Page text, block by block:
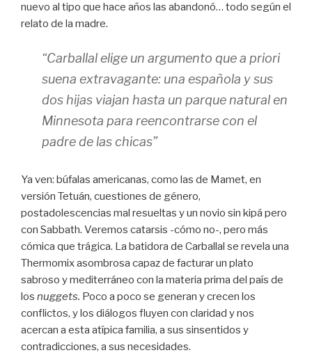
nuevo al tipo que hace años las abandonó… todo según el
relato de la madre.
“Carballal elige un argumento que a priori
suena extravagante: una española y sus
dos hijas viajan hasta un parque natural en
Minnesota para reencontrarse con el
padre de las chicas”
Ya ven: búfalas americanas, como las de Mamet, en
versión Tetuán, cuestiones de género,
postadolescencias mal resueltas y un novio sin kipá pero
con Sabbath. Veremos catarsis -cómo no-, pero más
cómica que trágica. La batidora de Carballal se revela una
Thermomix asombrosa capaz de facturar un plato
sabroso y mediterráneo con la materia prima del país de
los nuggets. Poco a poco se generan y crecen los
conflictos, y los diálogos fluyen con claridad y nos
acercan a esta atípica familia, a sus sinsentidos y
contradicciones, a sus necesidades.